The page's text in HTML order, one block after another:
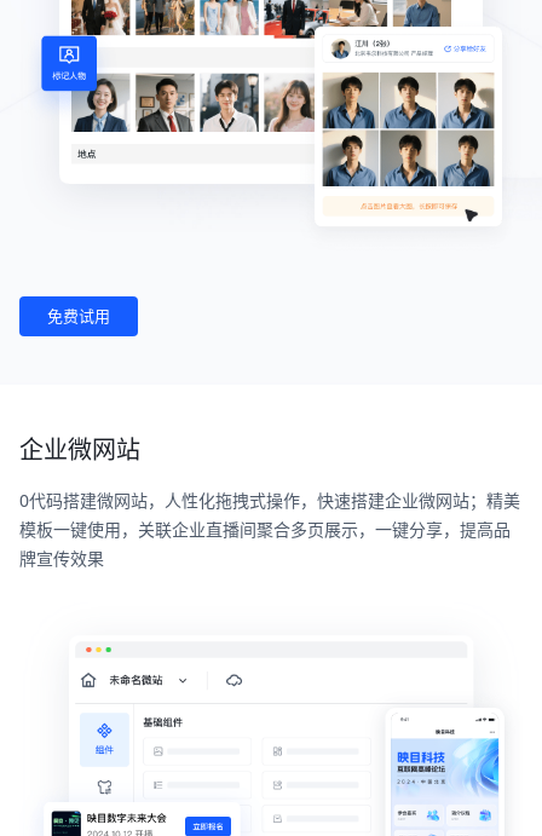
免费试用
企业微网站
0代码搭建微网站，人性化拖拽式操作，快速搭建企业微网站；精美
模板一键使用，关联企业直播间聚合多页展示，一键分享，提高品
牌宣传效果